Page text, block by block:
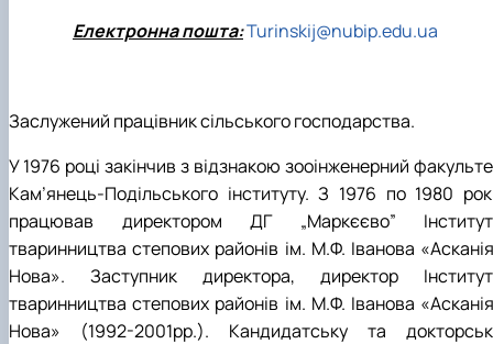
Електронна пошта:Turinskij@nubip.edu.ua
Заслужений працівник сільського господарства.
У 1976 році закінчив з відзнакою зооінженерний
Кам’янець-Подільського інституту. З 1976 по 1980
працював директором ДГ „Маркєєво”
тваринництва степових районів ім. М.Ф. Іванова
Нова». Заступник директора, директор
тваринництва степових районів ім. М.Ф. Іванова
Нова» (1992-2001рр.). Кандидатську та